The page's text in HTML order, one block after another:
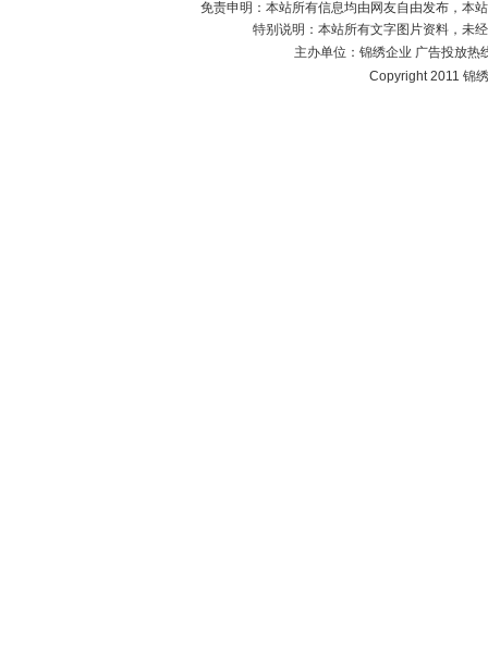
免责申明：本站所有信息均由网友自由发布，本
特别说明：本站所有文字图片资料，未
主办单位： 锦绣企业 广告投放热
Copyright 2011 锦